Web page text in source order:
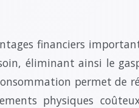
financiers
éliminant ainsi le
permet de
physiques